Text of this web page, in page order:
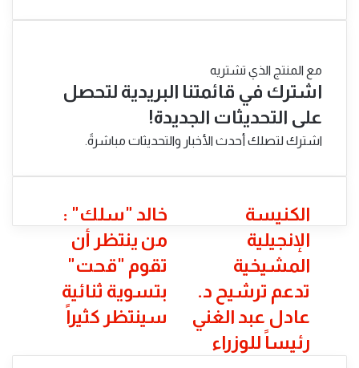
مع المنتج الذي تشتريه
اشترك في قائمتنا البريدية لتحصل
على التحديثات الجديدة!
اشترك لتصلك أحدث الأخبار والتحديثات مباشرةً.
خالد
"سلك"
:
من
ينتظر
أن
"قحت"
ثنائية
خالد "سلك" :
من ينتظر أن
تقوم "قحت"
بتسوية ثنائية
سينتظر كثيراً
الكنيسة
الإنجيلية
المشيخية
تدعم
ترشيح
د.
عادل
عبد
الغني
رئيساً
الكنيسة
الإنجيلية
المشيخية
تدعم ترشيح د.
عادل عبد الغني
رئيساً للوزراء